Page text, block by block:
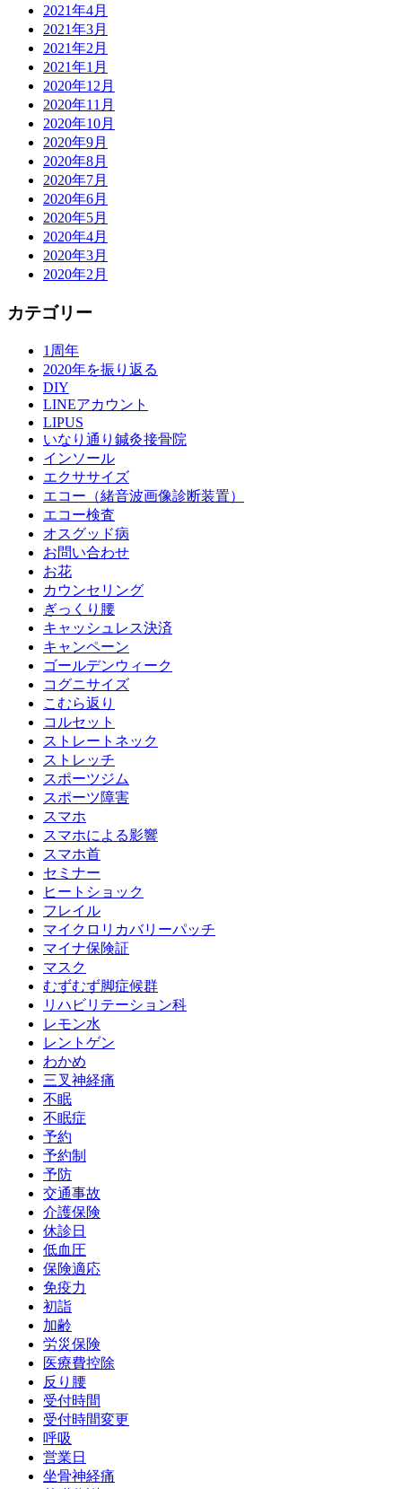
2021年4月
2021年3月
2021年2月
2021年1月
2020年12月
2020年11月
2020年10月
2020年9月
2020年8月
2020年7月
2020年6月
2020年5月
2020年4月
2020年3月
2020年2月
カテゴリー
1周年
2020年を振り返る
DIY
LINEアカウント
LIPUS
いなり通り鍼灸接骨院
インソール
エクササイズ
エコー（緒音波画像診断装置）
エコー検査
オスグッド病
お問い合わせ
お花
カウンセリング
ぎっくり腰
キャッシュレス決済
キャンペーン
ゴールデンウィーク
コグニサイズ
こむら返り
コルセット
ストレートネック
ストレッチ
スポーツジム
スポーツ障害
スマホ
スマホによる影響
スマホ首
セミナー
ヒートショック
フレイル
マイクロリカバリーパッチ
マイナ保険証
マスク
むずむず脚症候群
リハビリテーション科
レモン水
レントゲン
わかめ
三叉神経痛
不眠
不眠症
予約
予約制
予防
交通事故
介護保険
休診日
低血圧
保険適応
免疫力
初詣
加齢
労災保険
医療費控除
反り腰
受付時間
受付時間変更
呼吸
営業日
坐骨神経痛